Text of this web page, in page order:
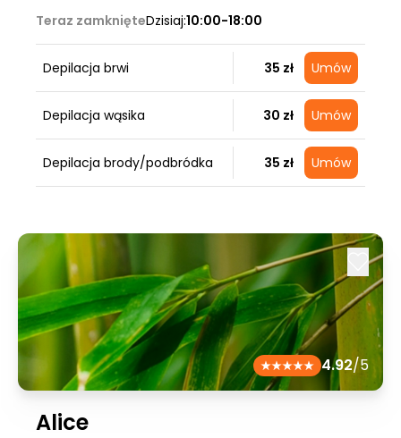
Teraz zamknięteDzisiaj:10:00-18:00
Depilacja brwi 35 zł Umów
Depilacja wąsika 30 zł Umów
Depilacja brody/podbródka 35 zł Umów
4.92/5
Alice